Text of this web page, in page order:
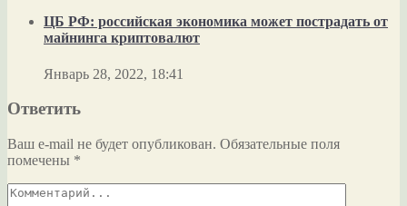
ЦБ РФ: российская экономика может пострадать от
майнинга криптовалют
Январь 28, 2022, 18:41
Ответить
Ваш e-mail не будет опубликован. Обязательные поля
помечены *